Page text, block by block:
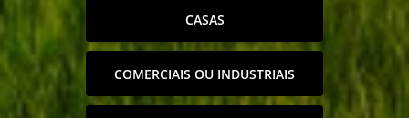
CASAS
COMERCIAIS OU INDUSTRIAIS